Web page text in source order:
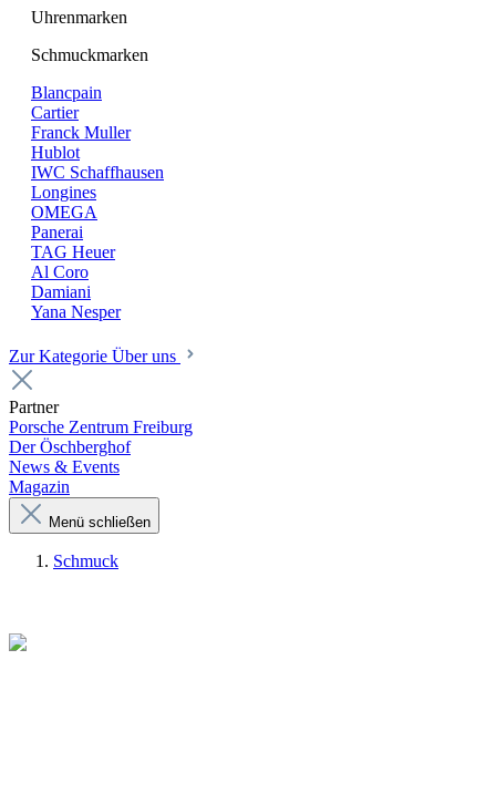
Uhrenmarken
Schmuckmarken
Blancpain
Cartier
Franck Muller
Hublot
IWC Schaffhausen
Longines
OMEGA
Panerai
TAG Heuer
Al Coro
Damiani
Yana Nesper
Zur Kategorie Über uns
Partner
Porsche Zentrum Freiburg
Der Öschberghof
News & Events
Magazin
Menü schließen
Schmuck